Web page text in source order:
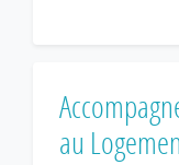
au